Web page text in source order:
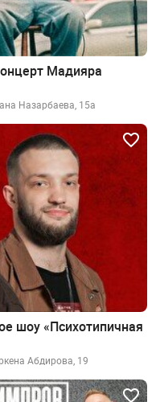
Мадияра
Назарбаева, 15а
шоу «Психотипичная
Абдирова, 19